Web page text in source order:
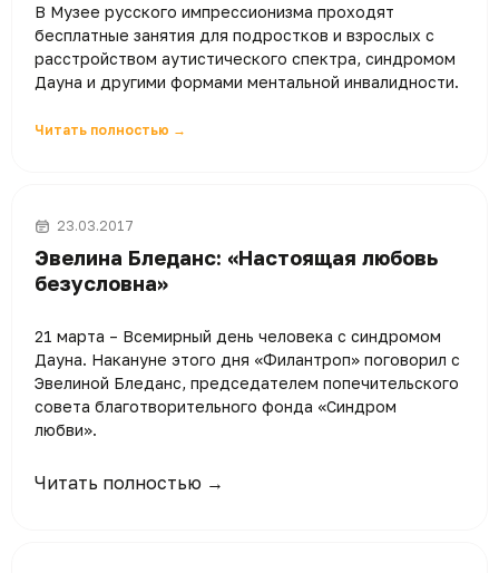
В Музее русского импрессионизма проходят
бесплатные занятия для подростков и взрослых с
расстройством аутистического спектра, синдромом
Дауна и другими формами ментальной инвалидности.
Читать полностью →
23.03.2017
Эвелина Бледанс: «Настоящая любовь
безусловна»
21 марта – Всемирный день человека с синдромом
Дауна. Накануне этого дня «Филантроп» поговорил с
Эвелиной Бледанс, председателем попечительского
совета благотворительного фонда «Синдром
любви».
Читать полностью →